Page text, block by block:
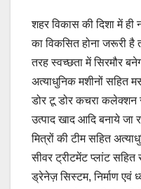
शहर विकास की दिशा में
का विकसित होना जरूरी है
तरह स्वच्छता में सिरमौर
अत्याधुनिक मशीनों सहित
डोर टू डोर कचरा कलेक्शन
उत्पाद खाद आदि बनाये जा
मित्रों की टीम सहित
सीवर ट्रीटमेंट प्लांट सहित
ड्रेनेज़ सिस्टम, निर्माण एवं